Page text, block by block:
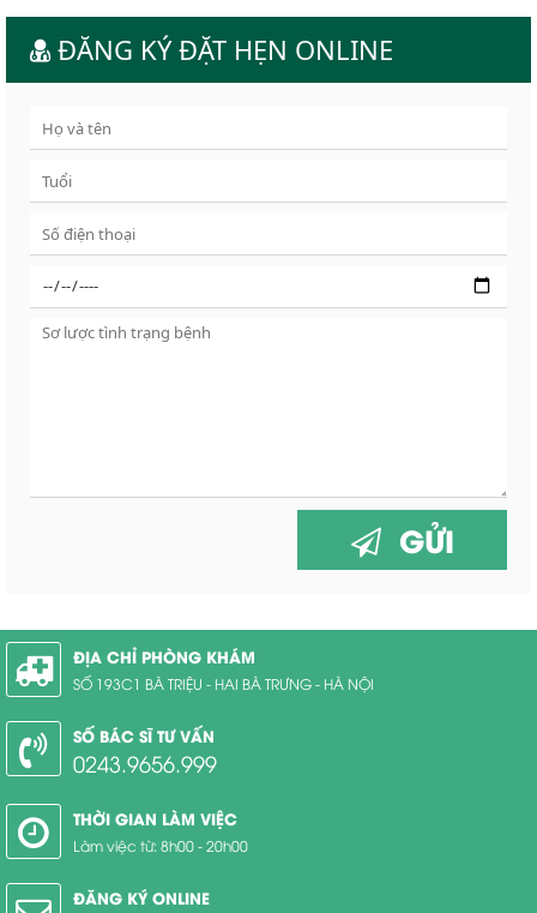
ĐĂNG KÝ ĐẶT HẸN ONLINE
GỬI
ĐỊA CHỈ PHÒNG KHÁM
SỐ 193C1 BÀ TRIỆU - HAI BÀ TRƯNG - HÀ NỘI
SỐ BÁC SĨ TƯ VẤN
0243.9656.999
THỜI GIAN LÀM VIỆC
Làm việc từ: 8h00 - 20h00
ĐĂNG KÝ ONLINE